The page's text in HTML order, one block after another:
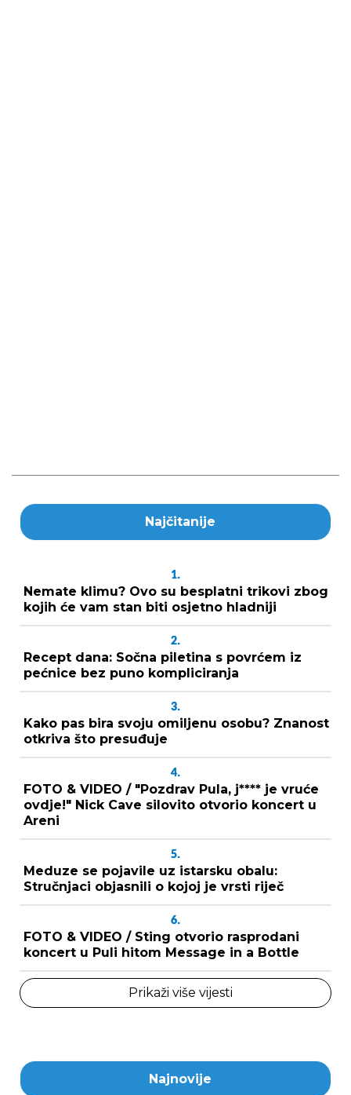
Najčitanije
1.
Nemate klimu? Ovo su besplatni trikovi zbog
kojih će vam stan biti osjetno hladniji
2.
Recept dana: Sočna piletina s povrćem iz
pećnice bez puno kompliciranja
3.
Kako pas bira svoju omiljenu osobu? Znanost
otkriva što presuđuje
4.
FOTO & VIDEO / "Pozdrav Pula, j**** je vruće
ovdje!" Nick Cave silovito otvorio koncert u
Areni
5.
Meduze se pojavile uz istarsku obalu:
Stručnjaci objasnili o kojoj je vrsti riječ
6.
FOTO & VIDEO / Sting otvorio rasprodani
koncert u Puli hitom Message in a Bottle
Prikaži više vijesti
Najnovije